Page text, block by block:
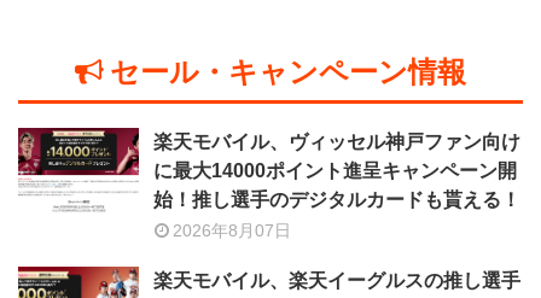
セール・キャンペーン情報
楽天モバイル、ヴィッセル神戸ファン向け
に最大14000ポイント進呈キャンペーン開
始！推し選手のデジタルカードも貰える！
2026年8月07日
楽天モバイル、楽天イーグルスの推し選手